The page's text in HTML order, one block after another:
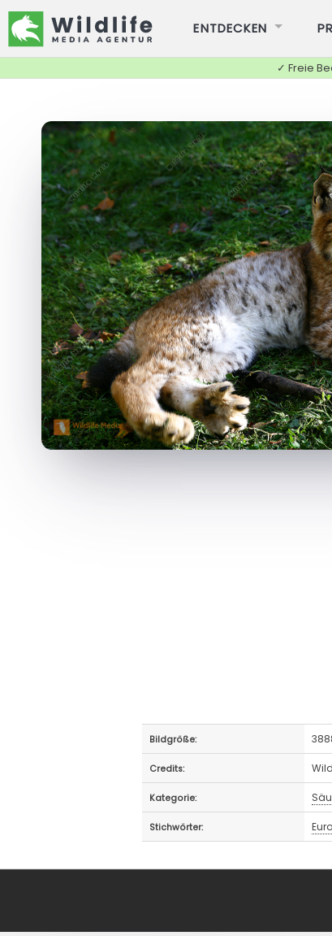
ENTDECKEN
✓ Freie
Bildgröße:
Credits:
Kategorie:
Stichwörter: